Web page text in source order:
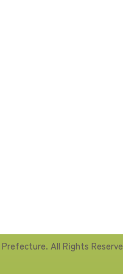
All Rights